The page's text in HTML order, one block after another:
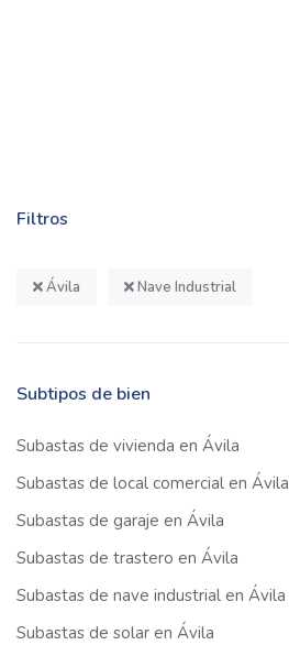
Filtros
Ávila Nave Industrial
Subtipos de bien
Subastas de vivienda en Ávila
Subastas de local comercial en Ávila
Subastas de garaje en Ávila
Subastas de trastero en Ávila
Subastas de nave industrial en Ávila
Subastas de solar en Ávila